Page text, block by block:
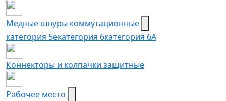
Медные шнуры коммутационные
категория 5eкатегория 6категория 6A
Коннекторы и колпачки защитные
Рабочее место